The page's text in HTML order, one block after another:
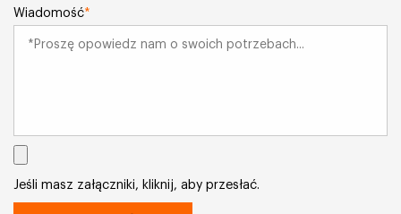
Wiadomość*
Jeśli masz załączniki, kliknij, aby przesłać.